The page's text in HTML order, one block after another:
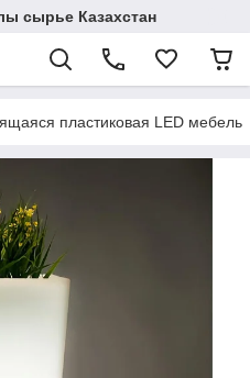
сырье Казахстан
пластиковая LED мебель